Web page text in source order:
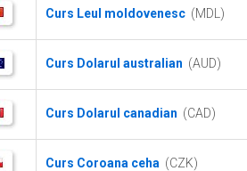
Curs Leul moldovenesc (MDL)
Curs Dolarul australian (AUD)
Curs Dolarul canadian (CAD)
Curs Coroana ceha (CZK)